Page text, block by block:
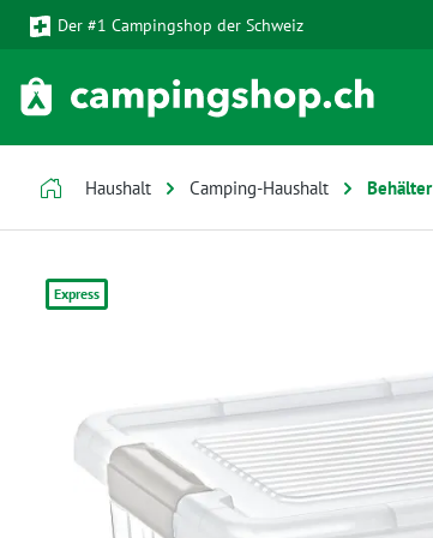
Hauptinhalt springen
Zur Suche springen
Zur Hauptnavigation springen
Der #1 Campingshop der Schweiz
Haushalt Camping-Haushalt Behälter
Express
Bildergalerie überspringen